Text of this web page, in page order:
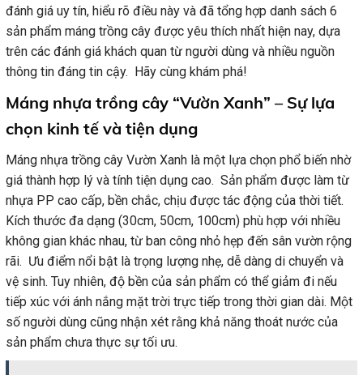
đánh giá uy tín, hiểu rõ điều này và đã tổng hợp danh sách 6
sản phẩm máng trồng cây được yêu thích nhất hiện nay, dựa
trên các đánh giá khách quan từ người dùng và nhiều nguồn
thông tin đáng tin cậy. Hãy cùng khám phá!
Máng nhựa trồng cây “Vườn Xanh” – Sự lựa
chọn kinh tế và tiện dụng
Máng nhựa trồng cây Vườn Xanh là một lựa chọn phổ biến nhờ
giá thành hợp lý và tính tiện dụng cao. Sản phẩm được làm từ
nhựa PP cao cấp, bền chắc, chịu được tác động của thời tiết.
Kích thước đa dạng (30cm, 50cm, 100cm) phù hợp với nhiều
không gian khác nhau, từ ban công nhỏ hẹp đến sân vườn rộng
rãi. Ưu điểm nổi bật là trọng lượng nhẹ, dễ dàng di chuyển và
vệ sinh. Tuy nhiên, độ bền của sản phẩm có thể giảm đi nếu
tiếp xúc với ánh nắng mặt trời trực tiếp trong thời gian dài. Một
số người dùng cũng nhận xét rằng khả năng thoát nước của
sản phẩm chưa thực sự tối ưu.